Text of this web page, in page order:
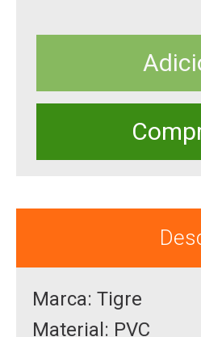
Marca: Tigre
Material: PVC